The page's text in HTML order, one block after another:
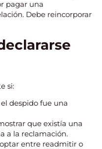
pagar una
Debe reincorporar
si:
despido fue una
que existía una
a la reclamación.
optar entre readmitir o